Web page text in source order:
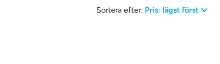
Sortera efter: Pris: lägst först